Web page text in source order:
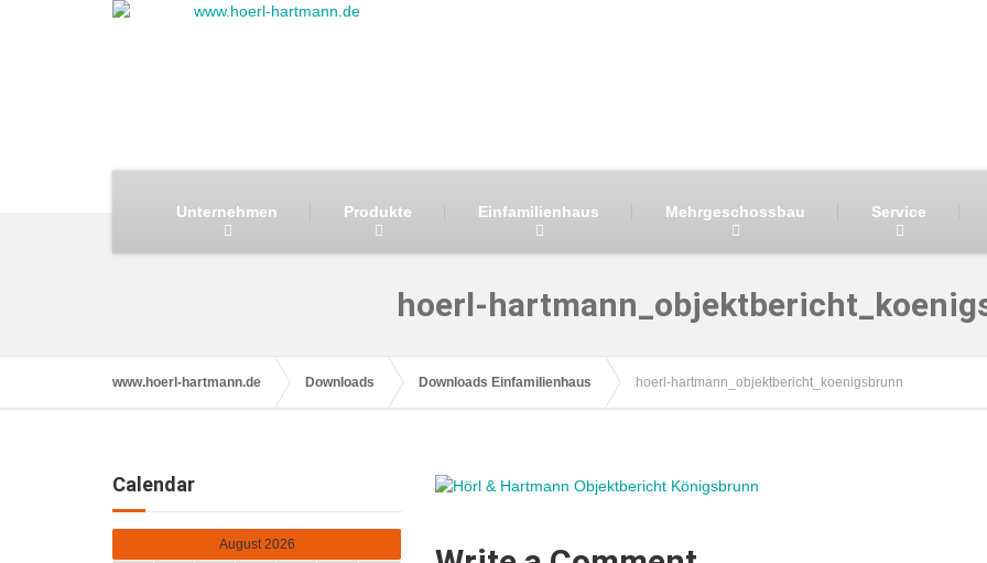
Unternehmen Produkte Einfamilienhaus Mehrgeschossbau Service
hoerl-
www.hoerl-hartmann.de Downloads Downloads Einfamilienhaus hoerl-hartmann_objektbericht_koenigsbrunn
Calendar
August 2026